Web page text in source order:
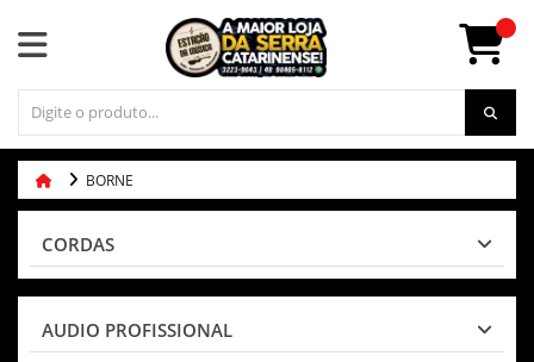
BORNE
CORDAS
AUDIO PROFISSIONAL